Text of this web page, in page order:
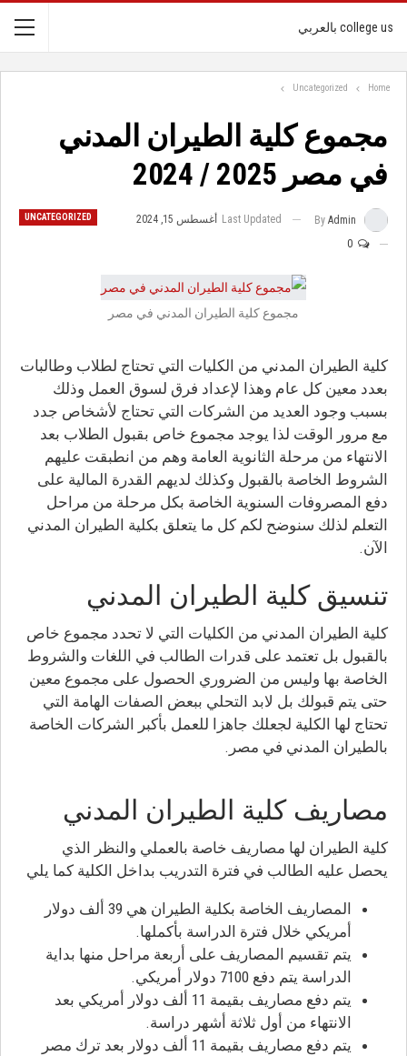
college us بالعربي
Home
Uncategorized
مجموع كلية الطيران المدني
في مصر 2025 / 2024
UNCATEGORIZED By Admin
Last Updated
أغسطس 15, 2024
مجموع كلية الطيران المدني في مصر
كلية الطيران المدني من الكليات التي تحتاج لطلاب وطالبات
بعدد معين كل عام وهذا لإعداد فرق لسوق العمل وذلك
بسبب وجود العديد من الشركات التي تحتاج لأشخاص جدد
مع مرور الوقت لذا يوجد مجموع خاص بقبول الطلاب بعد
الانتهاء من مرحلة الثانوية العامة وهم من انطبقت عليهم
الشروط الخاصة بالقبول وكذلك لديهم القدرة المالية على
دفع المصروفات السنوية الخاصة بكل مرحلة من مراحل
التعلم لذلك سنوضح لكم كل ما يتعلق بكلية الطيران المدني
الآن.
تنسيق كلية الطيران المدني
كلية الطيران المدني من الكليات التي لا تحدد مجموع خاص
بالقبول بل تعتمد على قدرات الطالب في اللغات والشروط
الخاصة بها وليس من الضروري الحصول على مجموع معين
حتى يتم قبولك بل لابد التحلي ببعض الصفات الهامة التي
تحتاج لها الكلية لجعلك جاهزا للعمل بأكبر الشركات الخاصة
بالطيران المدني في مصر.
مصاريف كلية الطيران المدني
كلية الطيران لها مصاريف خاصة بالعملي والنظر الذي
يحصل عليه الطالب في فترة التدريب بداخل الكلية كما يلي
المصاريف الخاصة بكلية الطيران هي 39 ألف دولار
أمريكي خلال فترة الدراسة بأكملها.
يتم تقسيم المصاريف على أربعة مراحل منها بداية
الدراسة يتم دفع 7100 دولار أمريكي.
يتم دفع مصاريف بقيمة 11 ألف دولار أمريكي بعد
الانتهاء من أول ثلاثة أشهر دراسة.
يتم دفع مصاريف بقيمة 11 ألف دولار بعد ترك مصر